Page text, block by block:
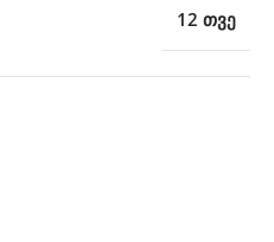
12 თვე